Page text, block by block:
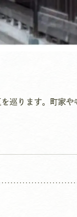
巡ります。町家や